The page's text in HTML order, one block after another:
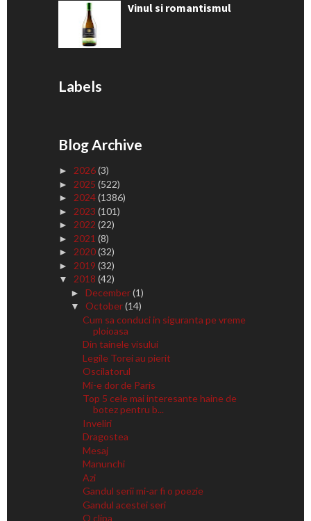
Vinul si romantismul
Labels
Blog Archive
► 2026(3)
► 2025 (522)
► 2024(1386)
► 2023 (101)
► 2022 (22)
► 2021 (8)
► 2020(32)
► 2019 (32)
▼ 2018 (42)
► December(1)
▼ October(14)
Cum sa conduci in siguranta pe vreme
ploioasa
Din tainele visului
Legile Torei au pierit
Oscilatorul
Mi-e dor de Paris
Top 5 cele mai interesante haine de
botez pentru b...
Inveliri
Dragostea
Mesaj
Manunchi
Azi
Gandul serii mi-ar fi o poezie
Gandul acestei seri
O clipa